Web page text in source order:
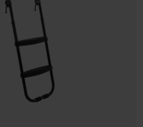
wat een slimme
termijn.
trampoline voor een
Investeer in
voor de beste
De afdekhoes is
installatie,
weer aan het springen